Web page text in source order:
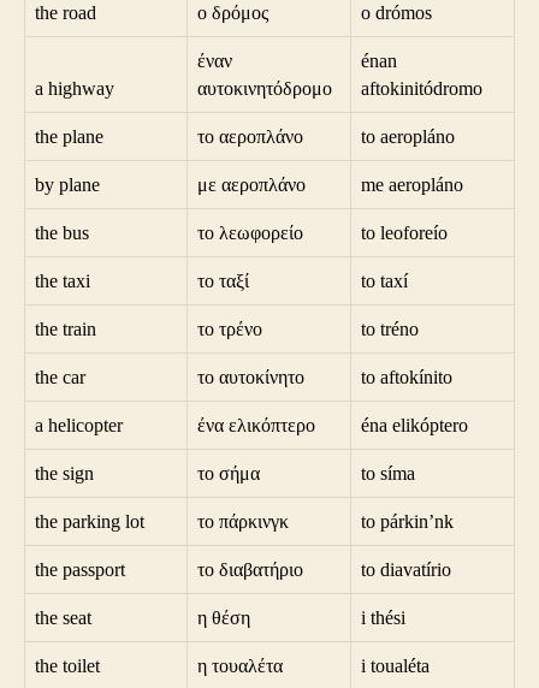
the road ο δρόμος o drómos
a highway
έναν
αυτοκινητόδρομο
énan
aftokinitódromo
the plane το αεροπλάνο to aeropláno
by plane με αεροπλάνο me aeropláno
the bus το λεωφορείο to leoforeío
the taxi το ταξί to taxí
the train το τρένο to tréno
the car το αυτοκίνητο to aftokínito
a helicopter ένα ελικόπτερο éna elikóptero
the sign το σήμα to síma
the parking lot το πάρκινγκ to párkin’nk
the passport το διαβατήριο to diavatírio
the seat η θέση i thési
the toilet η τουαλέτα i toualéta